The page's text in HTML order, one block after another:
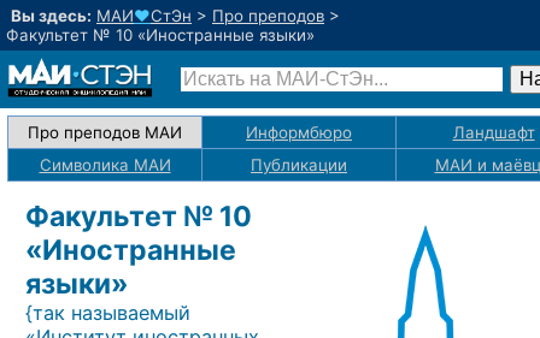
Вы здесь: МАИ♥СтЭн > Про преподов >
Факультет № 10 «Иностранные языки»
Про преподов МАИ Информбюро
Ландшафт
Символика МАИ
Публикации МАИ и
Факультет № 10
«Иностранные
языки»
{так называемый